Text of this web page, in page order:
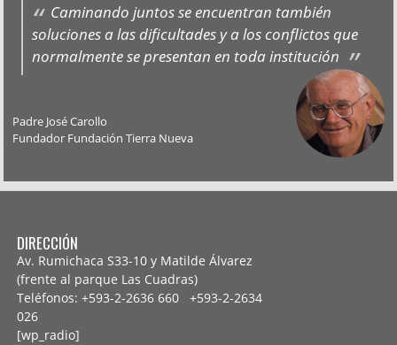
Caminando juntos se encuentran también
soluciones a las dificultades y a los conflictos que
normalmente se presentan en toda institución
Padre José Carollo
Fundador Fundación Tierra Nueva
DIRECCIÓN
Av. Rumichaca S33-10 y Matilde Álvarez
(frente al parque Las Cuadras)
Teléfonos: +593-2-2636 660 +593-2-2634
026
[wp_radio]